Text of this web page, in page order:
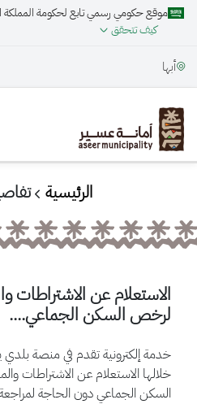
موقع حكومي رسمي تابع لحكومة المملكة
كيف تتحقق
أبها
الرئيسية
الاستعلام عن الاشتراطات
لرخص السكن الجماعي....
خدمة إلكترونية تقدم في منصة
خلالها الاستعلام عن الاشتراطات
السكن الجماعي دون الحاجة